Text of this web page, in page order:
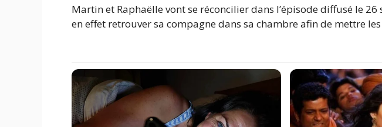
Martin et Raphaëlle vont se réconcilier dans l’épisode diffusé le
en effet retrouver sa compagne dans sa chambre afin de mettre